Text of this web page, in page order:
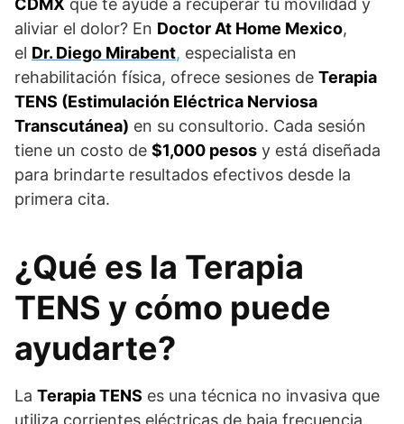
CDMX que te ayude a recuperar tu movilidad y
aliviar el dolor? En Doctor At Home Mexico,
el Dr. Diego Mirabent, especialista en
rehabilitación física, ofrece sesiones de Terapia
TENS (Estimulación Eléctrica Nerviosa
Transcutánea) en su consultorio. Cada sesión
tiene un costo de $1,000 pesos y está diseñada
para brindarte resultados efectivos desde la
primera cita.
¿Qué es la Terapia
TENS y cómo puede
ayudarte?
La Terapia TENS es una técnica no invasiva que
utiliza corrientes eléctricas de baja frecuencia